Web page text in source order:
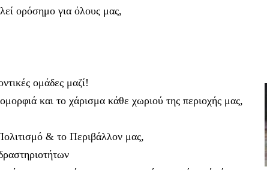
ορόσημο για όλους μας,
ομάδες μαζί!
και το χάρισμα κάθε χωριού της περιοχής μας,
& το Περιβάλλον μας,